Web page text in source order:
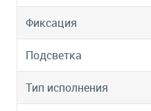
Фиксация
Подсветка
Тип исполнения